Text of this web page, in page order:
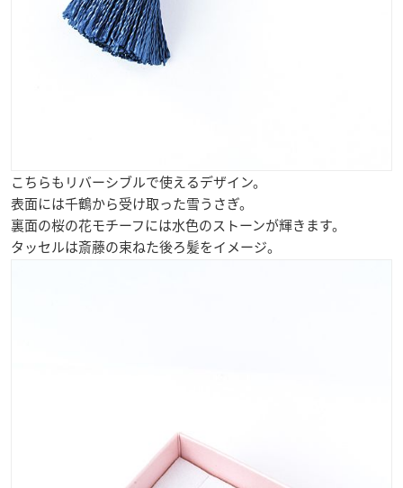
こちらもリバーシブルで使えるデザイン。
表面には千鶴から受け取った雪うさぎ。
裏面の桜の花モチーフには水色のストーンが輝きます。
タッセルは斎藤の束ねた後ろ髪をイメージ。